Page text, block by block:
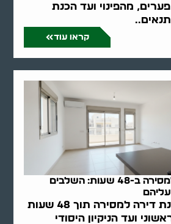
מהפינוי ועד הכנת
קראו עוד
הכינו דירה מוכנה למסירה ב-48 שעות: השלבים
מדריך מקיף להכנת דירה למסירה תוך 48 שעות
ועד הניקיון היסודי